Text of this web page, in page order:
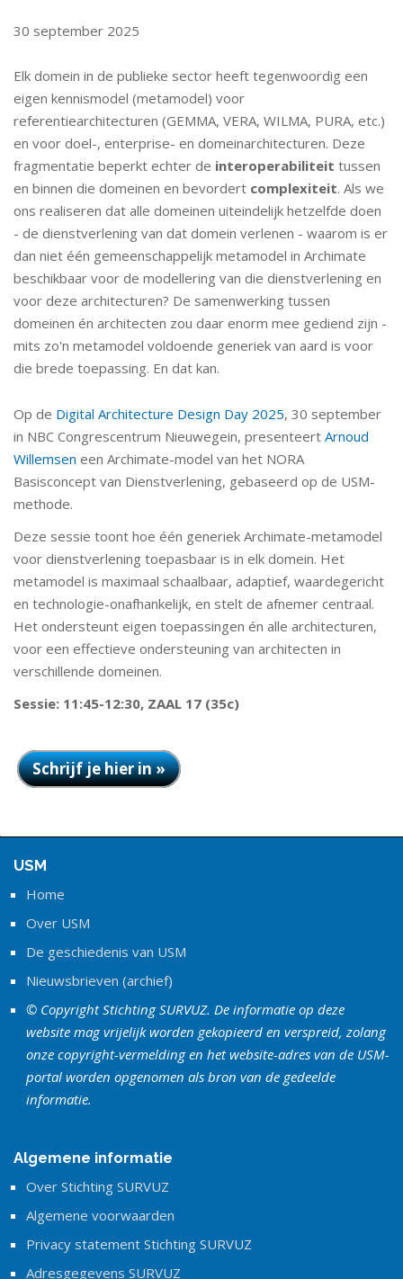
30 september 2025
Elk domein in de publieke sector heeft tegenwoordig een
eigen kennismodel (metamodel) voor
referentiearchitecturen (GEMMA, VERA, WILMA, PURA, etc.)
en voor doel-, enterprise- en domeinarchitecturen. Deze
fragmentatie beperkt echter de interoperabiliteit tussen
en binnen die domeinen en bevordert complexiteit. Als we
ons realiseren dat alle domeinen uiteindelijk hetzelfde doen
- de dienstverlening van dat domein verlenen - waarom is er
dan niet één gemeenschappelijk metamodel in Archimate
beschikbaar voor de modellering van die dienstverlening en
voor deze architecturen? De samenwerking tussen
domeinen én architecten zou daar enorm mee gediend zijn -
mits zo'n metamodel voldoende generiek van aard is voor
die brede toepassing. En dat kan.
Op de Digital Architecture Design Day 2025, 30 september
in NBC Congrescentrum Nieuwegein, presenteert Arnoud
Willemsen een Archimate-model van het NORA
Basisconcept van Dienstverlening, gebaseerd op de USM-
methode.
Deze sessie toont hoe één generiek Archimate-metamodel
voor dienstverlening toepasbaar is in elk domein. Het
metamodel is maximaal schaalbaar, adaptief, waardegericht
en technologie-onafhankelijk, en stelt de afnemer centraal.
Het ondersteunt eigen toepassingen én alle architecturen,
voor een effectieve ondersteuning van architecten in
verschillende domeinen.
Sessie: 11:45-12:30, ZAAL 17 (35c)
Schrijf je hier in »
USM
Home
Over USM
De geschiedenis van USM
Nieuwsbrieven (archief)
© Copyright Stichting SURVUZ. De informatie op deze
website mag vrijelijk worden gekopieerd en verspreid, zolang
onze copyright-vermelding en het website-adres van de USM-
portal worden opgenomen als bron van de gedeelde
informatie.
Algemene informatie
Over Stichting SURVUZ
Algemene voorwaarden
Privacy statement Stichting SURVUZ
Adresgegevens SURVUZ